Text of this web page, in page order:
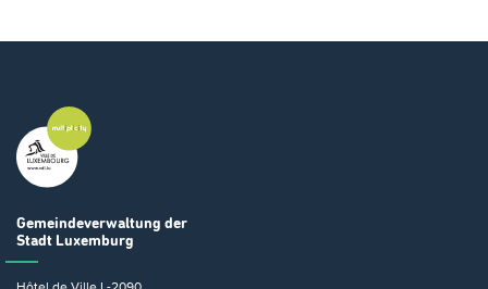
Gemeindeverwaltung der
Stadt Luxemburg
Hôtel de Ville L-2090